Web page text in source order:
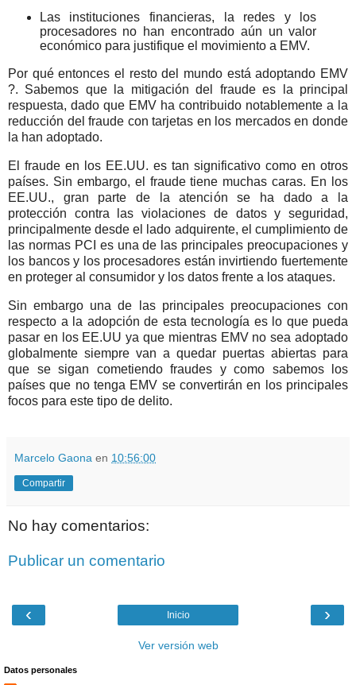
Las instituciones financieras, la redes y los
procesadores no han encontrado aún un valor
económico para justifique el movimiento a EMV.
Por qué entonces el resto del mundo está adoptando EMV
?. Sabemos que la mitigación del fraude es la principal
respuesta, dado que EMV ha contribuido notablemente a la
reducción del fraude con tarjetas en los mercados en donde
la han adoptado.
El fraude en los EE.UU. es tan significativo como en otros
países. Sin embargo, el fraude tiene muchas caras. En los
EE.UU., gran parte de la atención se ha dado a la
protección contra las violaciones de datos y seguridad,
principalmente desde el lado adquirente, el cumplimiento de
las normas PCI es una de las principales preocupaciones y
los bancos y los procesadores están invirtiendo fuertemente
en proteger al consumidor y los datos frente a los ataques.
Sin embargo una de las principales preocupaciones con
respecto a la adopción de esta tecnología es lo que pueda
pasar en los EE.UU ya que mientras EMV no sea adoptado
globalmente siempre van a quedar puertas abiertas para
que se sigan cometiendo fraudes y como sabemos los
países que no tenga EMV se convertirán en los principales
focos para este tipo de delito.
Marcelo Gaona en 10:56:00
Compartir
No hay comentarios:
Publicar un comentario
‹ ›
Inicio
Ver versión web
Datos personales